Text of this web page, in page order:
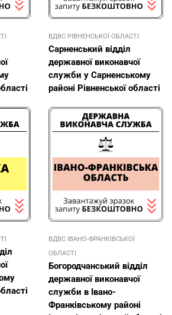
ВДВС РІВНЕНСЬКОЇ ОБЛАСТІ
Сарненський відділ
державної виконавчої
служби у Сарненському
районі Рівненської області
ВДВС ІВАНО-ФРАНКІВСЬКОЇ
ОБЛАСТІ
Богородчанський відділ
державної виконавчої
служби в Івано-
Франківському районі